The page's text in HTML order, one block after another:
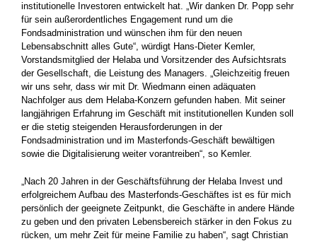
institutionelle Investoren entwickelt hat. „Wir danken Dr. Popp sehr
für sein außerordentliches Engagement rund um die
Fondsadministration und wünschen ihm für den neuen
Lebensabschnitt alles Gute“, würdigt Hans-Dieter Kemler,
Vorstandsmitglied der Helaba und Vorsitzender des Aufsichtsrats
der Gesellschaft, die Leistung des Managers. „Gleichzeitig freuen
wir uns sehr, dass wir mit Dr. Wiedmann einen adäquaten
Nachfolger aus dem Helaba-Konzern gefunden haben. Mit seiner
langjährigen Erfahrung im Geschäft mit institutionellen Kunden soll
er die stetig steigenden Herausforderungen in der
Fondsadministration und im Masterfonds-Geschäft bewältigen
sowie die Digitalisierung weiter vorantreiben“, so Kemler.
„Nach 20 Jahren in der Geschäftsführung der Helaba Invest und
erfolgreichem Aufbau des Masterfonds-Geschäftes ist es für mich
persönlich der geeignete Zeitpunkt, die Geschäfte in andere Hände
zu geben und den privaten Lebensbereich stärker in den Fokus zu
rücken, um mehr Zeit für meine Familie zu haben“, sagt Christian